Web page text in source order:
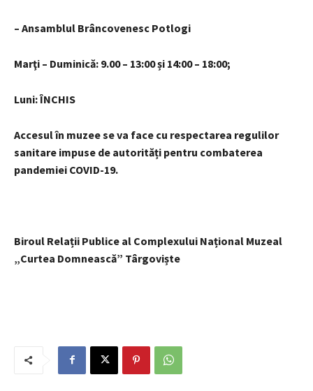
– Ansamblul Brâncovenesc Potlogi
Marţi – Duminică: 9.00 – 13:00 și 14:00 – 18:00;
Luni: ÎNCHIS
Accesul în muzee se va face cu respectarea regulilor
sanitare impuse de autorități pentru combaterea
pandemiei COVID-19.
Biroul Relații Publice al Complexului Național Muzeal
„Curtea Domnească” Târgoviște